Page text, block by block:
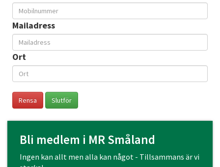
Mailadress
Ort
Rensa Slutför
Bli medlem i MR Småland
Ingen kan allt men alla kan något - Tillsammans är vi